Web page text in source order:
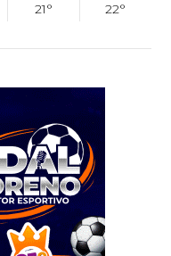
21°
22°